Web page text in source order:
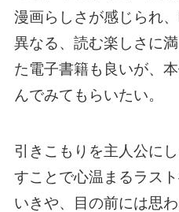
漫画らしさが感じられ
異なる、読む楽しさに
た電子書籍も良いが、
んでみてもらいたい。
引きこもりを主人公に
すことで心温まるラス
いきや、目の前には思